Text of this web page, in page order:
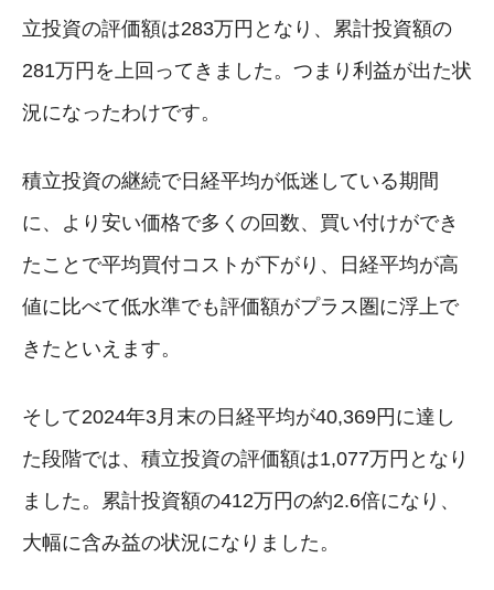
立投資の評価額は283万円となり、累計投資額の
281万円を上回ってきました。つまり利益が出た状
況になったわけです。
積立投資の継続で日経平均が低迷している期間
に、より安い価格で多くの回数、買い付けができ
たことで平均買付コストが下がり、日経平均が高
値に比べて低水準でも評価額がプラス圏に浮上で
きたといえます。
そして2024年3月末の日経平均が40,369円に達し
た段階では、積立投資の評価額は1,077万円となり
ました。累計投資額の412万円の約2.6倍になり、
大幅に含み益の状況になりました。